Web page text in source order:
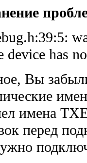
device has
Вы
имена
перед